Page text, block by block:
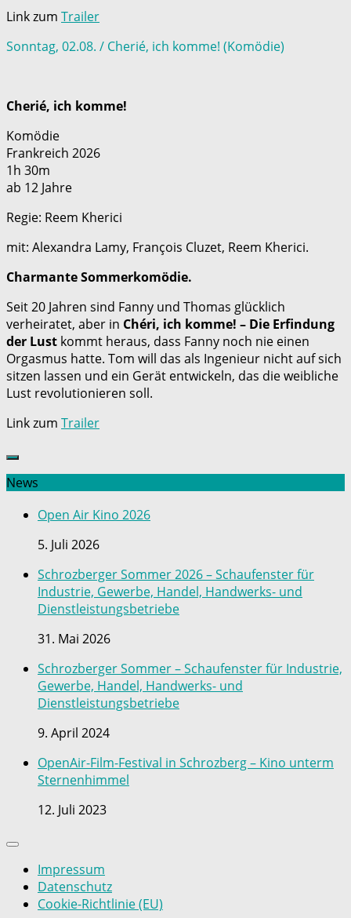
Link zum Trailer
Sonntag, 02.08. / Cherié, ich komme! (Komödie)
Cherié, ich komme!
Komödie
Frankreich 2026
1h 30m
ab 12 Jahre
Regie: Reem Kherici
mit: Alexandra Lamy, François Cluzet, Reem Kherici.
Charmante Sommerkomödie.
Seit 20 Jahren sind Fanny und Thomas glücklich
verheiratet, aber in Chéri, ich komme! – Die Erfindung
der Lust kommt heraus, dass Fanny noch nie einen
Orgasmus hatte. Tom will das als Ingenieur nicht auf sich
sitzen lassen und ein Gerät entwickeln, das die weibliche
Lust revolutionieren soll.
Link zum Trailer
News
Open Air Kino 2026
5. Juli 2026
Schrozberger Sommer 2026 – Schaufenster für
Industrie, Gewerbe, Handel, Handwerks- und
Dienstleistungsbetriebe
31. Mai 2026
Schrozberger Sommer – Schaufenster für Industrie,
Gewerbe, Handel, Handwerks- und
Dienstleistungsbetriebe
9. April 2024
OpenAir-Film-Festival in Schrozberg – Kino unterm
Sternenhimmel
12. Juli 2023
Impressum
Datenschutz
Cookie-Richtlinie (EU)